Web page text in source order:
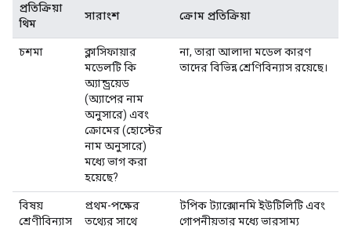
প্রতিক্রিয়া
থিম
সারাংশ ক্রোম প্রতিক্রিয়া
চশমা
ক্লাসিফায়ার
মডেলটি কি
অ্যান্ড্রয়েড
(অ্যাপের নাম
অনুসারে) এবং
ক্রোমের (হোস্টের
নাম অনুসারে)
মধ্যে ভাগ করা
হয়েছে?
না, তারা আলাদা মডেল কারণ
তাদের বিভিন্ন শ্রেণিবিন্যাস রয়েছে।
বিষয়
শ্রেণীবিন্যাস
প্রথম-পক্ষের
তথ্যের সাথে
টপিক ট্যাক্সোনমি ইউটিলিটি এবং
গোপনীয়তার মধ্যে ভারসাম্য